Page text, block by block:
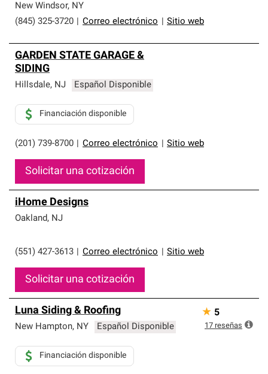
New Windsor, NY
(845) 325-3720
Correo electrónico Sitio web
GARDEN STATE GARAGE &
SIDING
Hillsdale, NJ Español Disponible
(201) 739-8700 Correo electrónico Sitio web
Financiación disponible
Solicitar una cotización
iHome Designs
Oakland, NJ
(551) 427-3613 Correo electrónico Sitio web
Solicitar una cotización
Luna Siding & Roofing
New Hampton, NY Español Disponible
Financiación disponible
★ 5
17 reseñas